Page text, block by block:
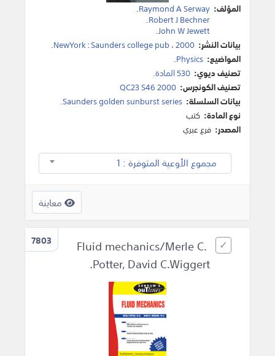
المؤلف: Raymond A Serway
.
Robert J Bechner
.
John W Jewett
.
بيانات النشر:
NewYork:Saunders college pub،2000
.
المواضيع: Physics
.
تصنيف ديوي: 530 المادة.
تصنيف الكونجرس: QC23 S46 2000
بيانات السلسلة: Saunders golden sunburst series.
نوع المادة: كتب
المصدر: فرع عبري
مجموع الأوعية المتوفرة : 1
معاينة
7803
Fluid mechanics/Merle C.
Potter, David C.Wiggert.